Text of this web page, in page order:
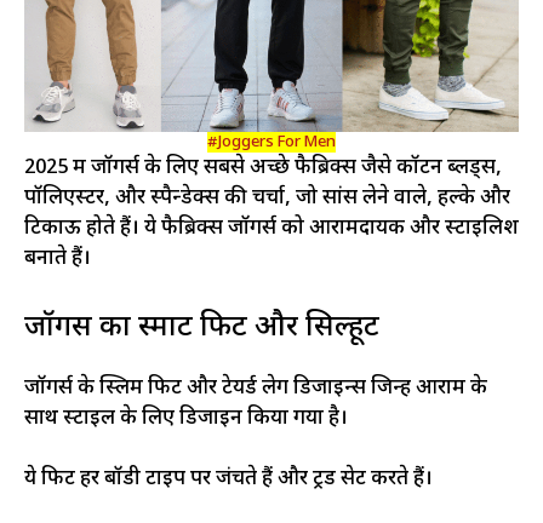
#Joggers For Men
2025 में जॉगर्स के लिए सबसे अच्छे फैब्रिक्स जैसे कॉटन ब्लेंड्स,
पॉलिएस्टर, और स्पैन्डेक्स की चर्चा, जो सांस लेने वाले, हल्के और
टिकाऊ होते हैं। ये फैब्रिक्स जॉगर्स को आरामदायक और स्टाइलिश
बनाते हैं।
जॉगर्स का स्मार्ट फिट और सिल्हूट
जॉगर्स के स्लिम फिट और टेयर्ड लेग डिजाइन्स जिन्हें आराम के
साथ स्टाइल के लिए डिजाइन किया गया है।
ये फिट हर बॉडी टाइप पर जंचते हैं और ट्रेंड सेट करते हैं।